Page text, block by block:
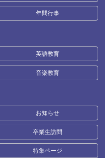
年間行事
英語教育
音楽教育
お知らせ
卒業生訪問
特集ページ